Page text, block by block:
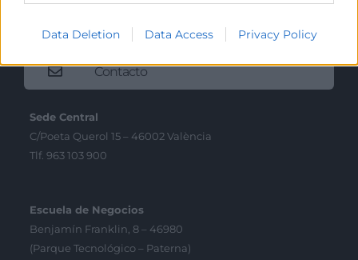
Data Deletion Data Access Privacy Policy
Contacto
Sede Central
C/Poeta Querol 15 – 46002 València
Tlf. 963 103 900
Escuela de Negocios
Benjamín Franklin, 8 – 46980
(Parque Tecnológico – Paterna)